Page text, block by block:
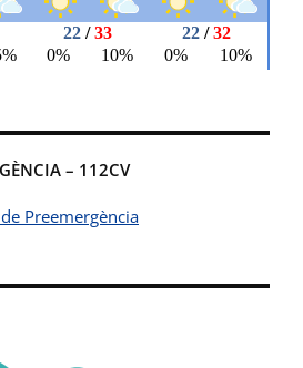
– 112CV
Preemergència